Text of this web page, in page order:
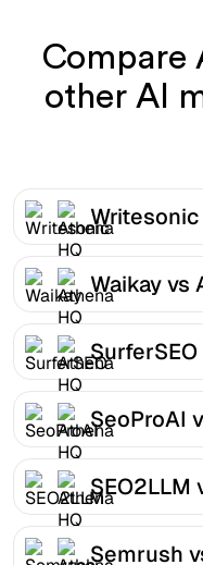
Compare
other AI
Waikay vs
SeoProAI
SEO2LLM
Semrush